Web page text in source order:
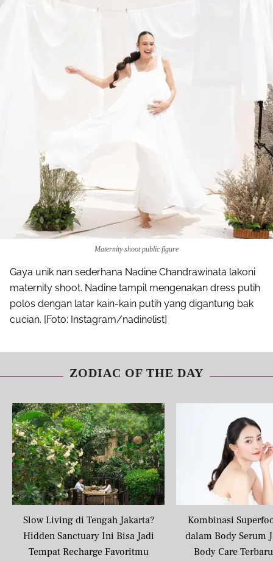
Maternity shoot public figure
Gaya unik nan sederhana Nadine Chandrawinata lakoni
maternity shoot. Nadine tampil mengenakan dress putih
polos dengan latar kain-kain putih yang digantung bak
cucian. [Foto: Instagram/nadinelist]
ZODIAC OF THE DAY
Slow Living di Tengah Jakarta?
Hidden Sanctuary Ini Bisa Jadi
Tempat Recharge Favoritmu
Kombinasi
dalam Body Serum
Body Care
Share to others
Mail